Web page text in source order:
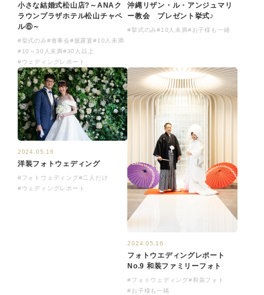
小さな結婚式松山店?～ANAク
ラウンプラザホテル松山チャペ
ル⑥～
#挙式のみ#食事会#披露宴#10人未満
#10～30人未満#30人以上
#ウェディングレポート
沖縄リザン・ル・アンジュマリ
ー教会 プレゼント挙式♪
#挙式のみ#10人未満#お子様も一緒
2024.05.16
洋装フォトウェディング
#フォトウェディング#二人だけ
#ウェディングレポート
2024.05.16
フォトウエディングレポート
No.9 和装ファミリーフォト
#フォトウェディング#和装フォト
#お子様も一緒